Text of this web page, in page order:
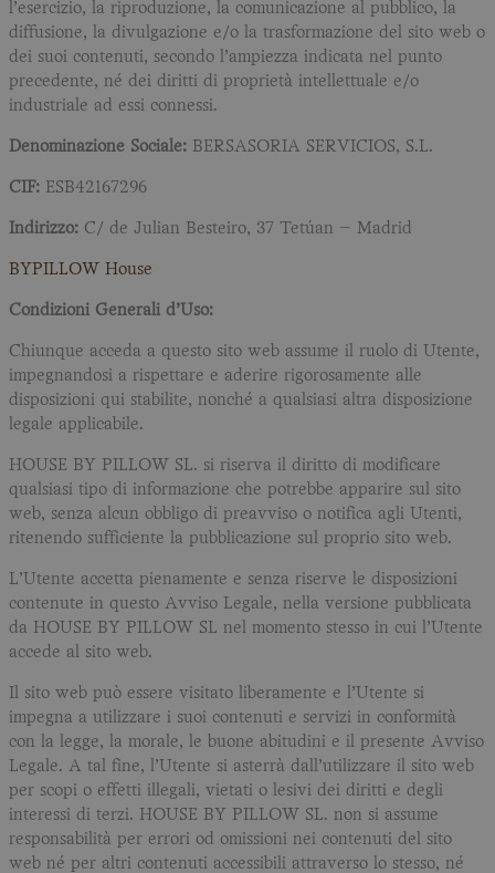
l’esercizio, la riproduzione, la comunicazione al pubblico, la
diffusione, la divulgazione e/o la trasformazione del sito web o
dei suoi contenuti, secondo l’ampiezza indicata nel punto
precedente, né dei diritti di proprietà intellettuale e/o
industriale ad essi connessi.
Denominazione Sociale: BERSASORIA SERVICIOS, S.L.
CIF: ESB42167296
Indirizzo: C/ de Julian Besteiro, 37 Tetúan – Madrid
BYPILLOW House
Condizioni Generali d’Uso:
Chiunque acceda a questo sito web assume il ruolo di Utente,
impegnandosi a rispettare e aderire rigorosamente alle
disposizioni qui stabilite, nonché a qualsiasi altra disposizione
legale applicabile.
HOUSE BY PILLOW SL. si riserva il diritto di modificare
qualsiasi tipo di informazione che potrebbe apparire sul sito
web, senza alcun obbligo di preavviso o notifica agli Utenti,
ritenendo sufficiente la pubblicazione sul proprio sito web.
L’Utente accetta pienamente e senza riserve le disposizioni
contenute in questo Avviso Legale, nella versione pubblicata
da HOUSE BY PILLOW SL nel momento stesso in cui l’Utente
accede al sito web.
Il sito web può essere visitato liberamente e l’Utente si
impegna a utilizzare i suoi contenuti e servizi in conformità
con la legge, la morale, le buone abitudini e il presente Avviso
Legale. A tal fine, l’Utente si asterrà dall’utilizzare il sito web
per scopi o effetti illegali, vietati o lesivi dei diritti e degli
interessi di terzi. HOUSE BY PILLOW SL. non si assume
responsabilità per errori od omissioni nei contenuti del sito
web né per altri contenuti accessibili attraverso lo stesso, né